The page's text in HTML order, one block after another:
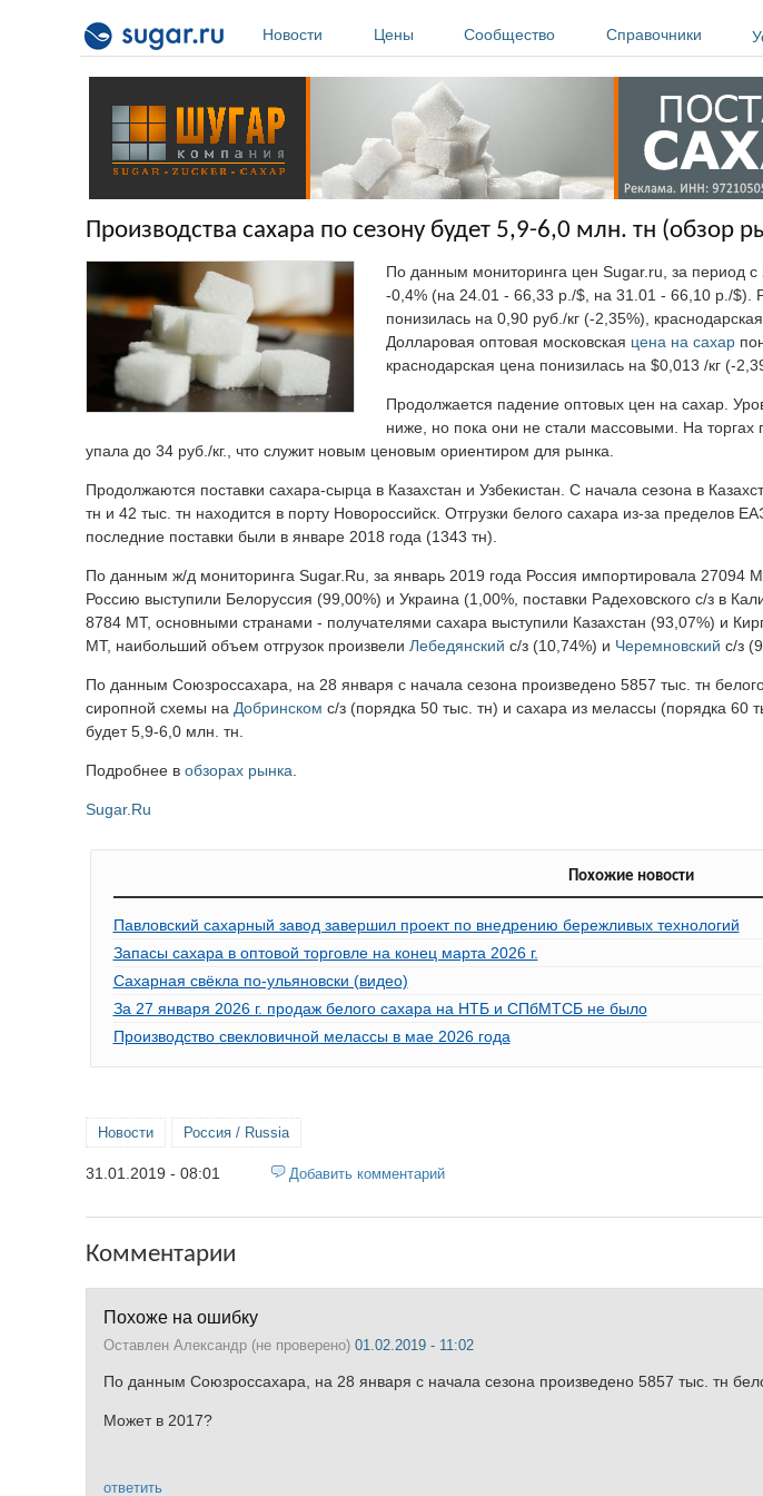
Новости
Цены Сообщество Справочники
Производства сахара по сезону будет 5,9-6,0 млн. тн (обзор
По данным мониторинга цен Sugar.ru, за период
-0,4% (на 24.01 - 66,33 р./$, на 31.01 - 66,10 р./$).
понизилась на 0,90 руб./кг (-2,35%),
Долларовая оптовая московская цена на сахар
краснодарская цена понизилась на $0,013 /кг (-
Продолжается падение оптовых цен на сахар.
ниже, но пока они не стали массовыми. На
упала до 34 руб./кг., что служит новым ценовым ориентиром для рынка.
Продолжаются поставки сахара-сырца в Казахстан и Узбекистан. С начала сезона в
тн и 42 тыс. тн находится в порту Новороссийск. Отгрузки белого сахара из-за пределов
последние поставки были в январе 2018 года (1343 тн).
По данным ж/д мониторинга Sugar.Ru, за январь 2019 года Россия импортировала 27094
Россию выступили Белоруссия (99,00%) и Украина (1,00%, поставки Радеховского с/з в
8784 МТ, основными странами - получателями сахара выступили Казахстан (93,07%) и
МТ, наибольший объем отгрузок произвели Лебедянский с/з (10,74%) и Черемновский с/з
По данным Союзроссахара, на 28 января с начала сезона произведено 5857 тыс. тн
сиропной схемы на Добринском с/з (порядка 50 тыс. тн) и сахара из мелассы (порядка 60
будет 5,9-6,0 млн. тн.
Подробнее в обзорах рынка
Sugar.Ru
Похожие новости
Павловский сахарный завод завершил проект по внедрению бережливых технологий
Запасы сахара в оптовой торговле на конец марта 2026 г.
Сахарная свёкла по-ульяновски (видео)
За 27 января 2026 г. продаж белого сахара на НТБ и СПбМТСБ не было
Производство свекловичной мелассы в мае 2026 года
Новости Россия / Russia
31.01.2019 - 08:01 Добавить комментарий
Комментарии
Похоже на ошибку
Оставлен Александр (не проверено) 01.02.2019 - 11:02
По данным Союзроссахара, на 28 января с начала сезона произведено 5857 тыс. тн
Может в 2017?
ответить